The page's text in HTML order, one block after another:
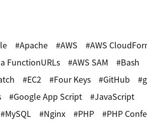
Apache AWS
AWS
FunctionURLs
AWS SAM
Bash
EC2 Four Keys GitHub
Google App Script
JavaScript
MySQL
Nginx PHP
PHP